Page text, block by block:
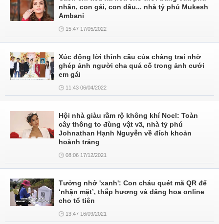
nhân, con gái, con dâu... nhà tỷ phú Mukesh
Ambani
15:47 17/05/2022
Xúc động lời thỉnh cầu của chàng trai nhờ
ghép ảnh người cha quá cố trong ảnh cưới
em gái
11:43 06/04/2022
Hội nhà giàu rầm rộ không khí Noel: Toàn
cây thông to đùng vật vã, nhà tỷ phú
Johnathan Hạnh Nguyễn về đích khoản
hoành tráng
08:06 17/12/2021
Tưởng nhớ 'xanh': Con cháu quét mã QR để
‘nhận mặt’, thắp hương và dâng hoa online
cho tổ tiên
13:47 16/09/2021